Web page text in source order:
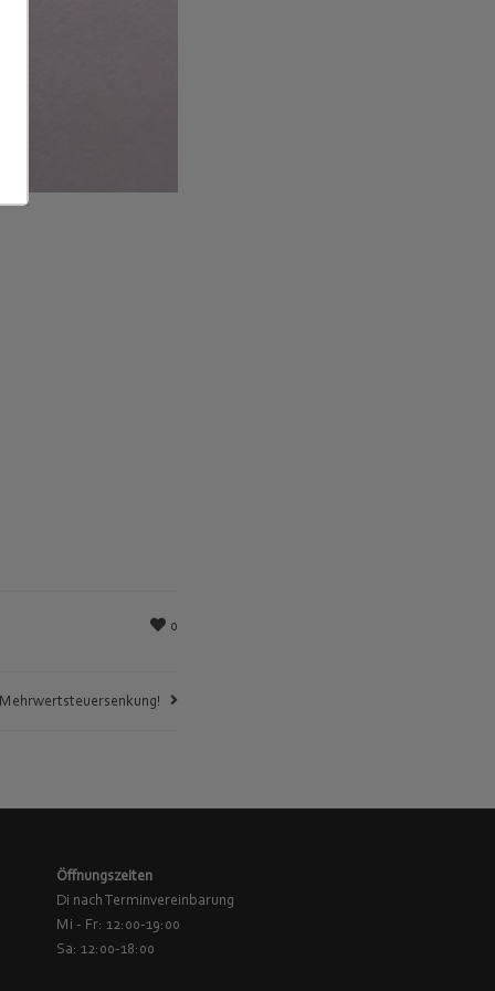
0
Mehrwertsteuersenkung!
Öffnungszeiten
Di nach Terminvereinbarung
Mi - Fr: 12:00-19:00
Sa: 12:00-18:00